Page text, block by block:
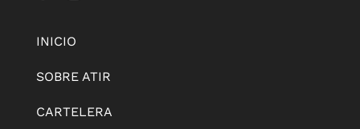
INICIO
SOBRE ATIR
CARTELERA